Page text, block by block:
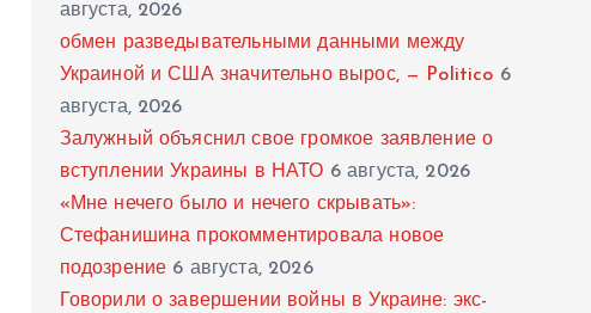
августа, 2026
обмен разведывательными данными между
Украиной и США значительно вырос, — Politico 6
августа, 2026
Залужный объяснил свое громкое заявление о
вступлении Украины в НАТО 6 августа, 2026
«Мне нечего было и нечего скрывать»:
Стефанишина прокомментировала новое
подозрение 6 августа, 2026
Говорили о завершении войны в Украине: экс-